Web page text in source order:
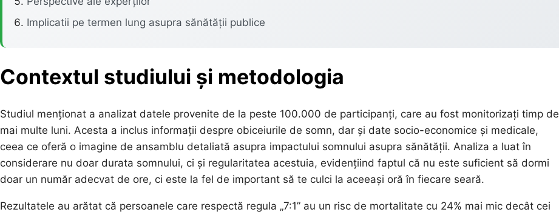
Implicatii pe termen lung asupra sănătății publice
Contextul studiului și metodologia
Studiul menționat a analizat datele provenite de la peste 100.000 de participanți, care au fost monitorizați timp de
mai multe luni. Acesta a inclus informații despre obiceiurile de somn, dar și date socio-economice și medicale,
ceea ce oferă o imagine de ansamblu detaliată asupra impactului somnului asupra sănătății. Analiza a luat în
considerare nu doar durata somnului, ci și regularitatea acestuia, evidențiind faptul că nu este suficient să dormi
doar un număr adecvat de ore, ci este la fel de important să te culci la aceeași oră în fiecare seară.
Rezultatele au arătat că persoanele care respectă regula „7:1” au un risc de mortalitate cu 24% mai mic decât cei